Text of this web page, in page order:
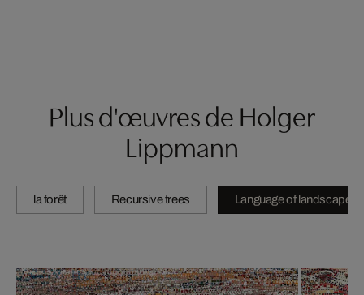
Plus d'œuvres de Holger
Lippmann
la forêt Recursive trees Language of landscape